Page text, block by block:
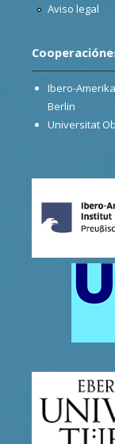
Aviso legal
Ibero-
Berlin
Universitat